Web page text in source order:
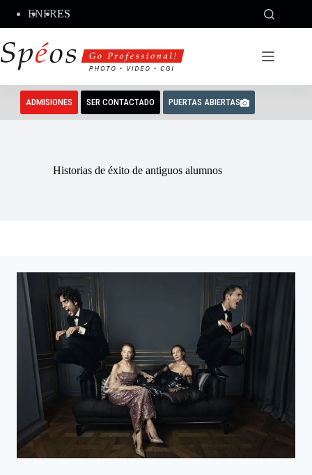
contenido
ENFRES
ADMISIONES SER CONTACTADO PUERTAS ABIERTAS
Historias de éxito de antiguos alumnos